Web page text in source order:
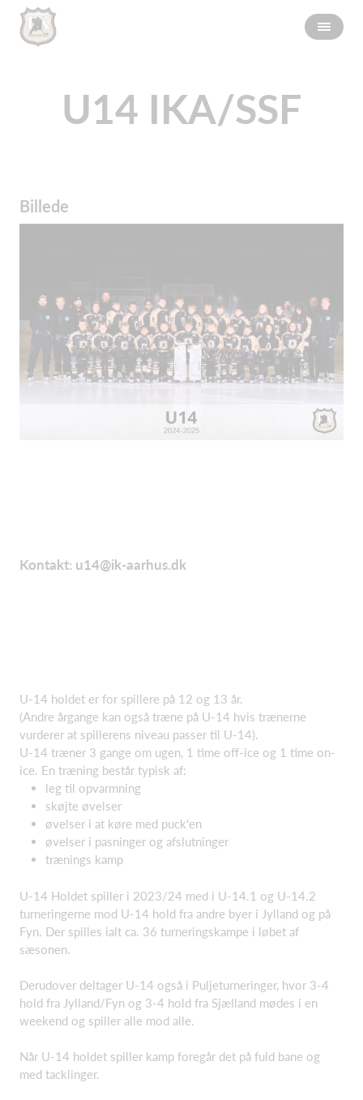
U14 IKA/SSF
Billede
Kontakt: u14@ik-aarhus.dk
U-14 holdet er for spillere på 12 og 13 år.
(Andre årgange kan også træne på U-14 hvis trænerne
vurderer at spillerens niveau passer til U-14).
U-14 træner 3 gange om ugen, 1 time off-ice og 1 time on-
ice. En træning består typisk af:
leg til opvarmning
skøjte øvelser
øvelser i at køre med puck'en
øvelser i pasninger og afslutninger
trænings kamp
U-14 Holdet spiller i 2023/24 med i U-14.1 og U-14.2
turneringerne mod U-14 hold fra andre byer i Jylland og på
Fyn. Der spilles ialt ca. 36 turneringskampe i løbet af
sæsonen.
Derudover deltager U-14 også i Puljeturneringer, hvor 3-4
hold fra Jylland/Fyn og 3-4 hold fra Sjælland mødes i en
weekend og spiller alle mod alle.
Når U-14 holdet spiller kamp foregår det på fuld bane og
med tacklinger.